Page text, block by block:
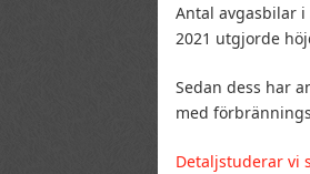
Antal avgasbilar
2021 utgjorde
Sedan dess har
med
Detaljstuderar vi